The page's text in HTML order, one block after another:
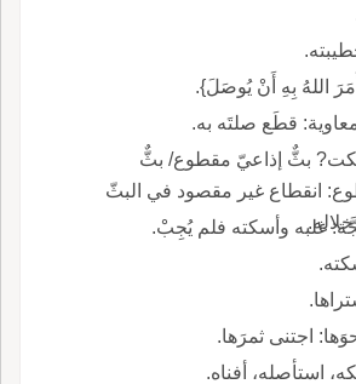
اللهُ بِهِ أَنْ يُوصَلَ}.
قطَع صلتَه به.
بثٌّ إذاعيّ مقطوع/ بثٌّ
انقطاع غير مقصود في البثّ
غلبه وأسكته فلم يُجِبْ.
اجتنى ثمرَها.
استأصله، أفناه.